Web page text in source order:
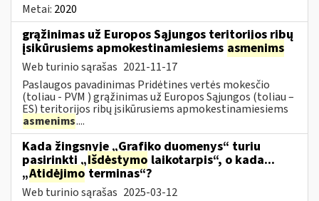
Metai: 2020
grąžinimas už Europos Sąjungos teritorijos ribų
įsikūrusiems apmokestinamiesiems asmenims
Web turinio sąrašas 2021-11-17
Paslaugos pavadinimas Pridėtines vertės mokesčio
(toliau - PVM ) grąžinimas už Europos Sąjungos (toliau –
ES) teritorijos ribų įsikūrusiems apmokestinamiesiems
asmenims....
Kada žingsnyje „Grafiko duomenys“ turiu
pasirinkti „Išdėstymo laikotarpis“, o kada...
„Atidėjimoterminas“?
Web turinio sąrašas 2025-03-12